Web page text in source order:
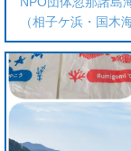
（相子ケ浜・国木